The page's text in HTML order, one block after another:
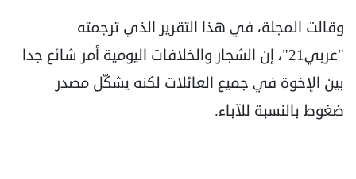
وقالت المجلة، في هذا التقرير الذي ترجمته
"عربي21"، إن الشجار والخلافات اليومية أمر شائع جدا
بين الإخوة في جميع العائلات لكنه يشكّل مصدر
ضغوط بالنسبة للآباء.